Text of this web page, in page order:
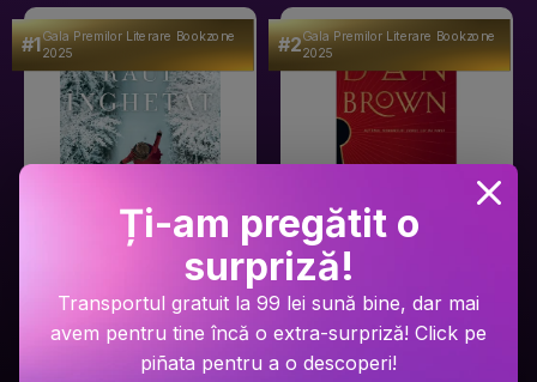
#1Gala Premilor Literare Bookzone
2025
Râul Înghețat
PRP: 59.9 Lei
#2Gala Premilor Literare Bookzone
2025
Secretul secretelor
PRP: 129 Lei
Ți-am pregătit o
surpriză!
Transportul gratuit la 99 lei sună bine, dar mai
avem pentru tine încă o extra-surpriză! Click pe
piñata pentru a o descoperi!